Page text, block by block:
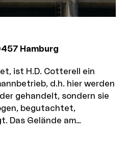
Hamburg
ist H.D. Cotterell ein
d.h. hier werden
gehandelt, sondern sie
begutachtet,
Das Gelände am